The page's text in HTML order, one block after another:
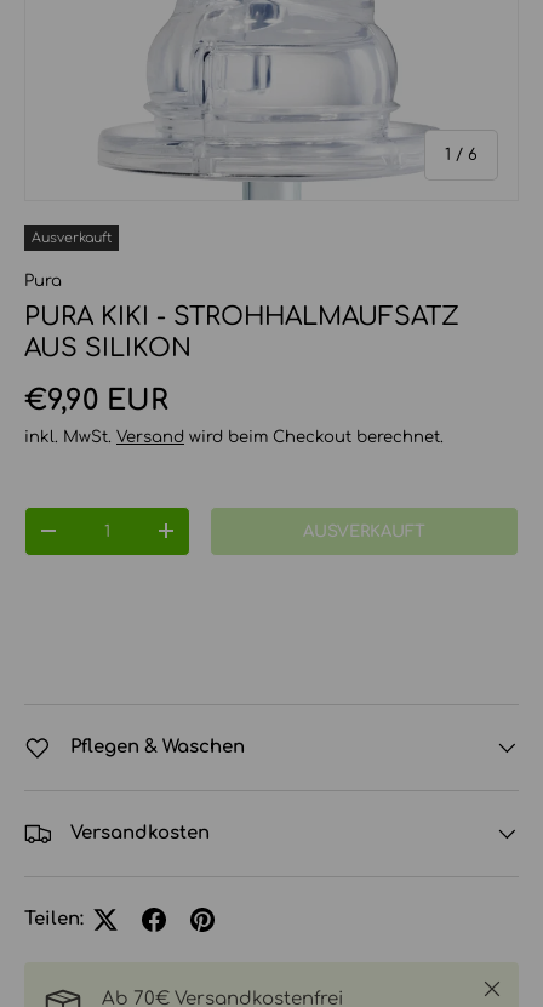
1 / von
6
Ausverkauft
Pura
PURA KIKI - STROHHALMAUFSATZ
AUS SILIKON
Normaler Preis
€9,90 EUR
inkl. MwSt. Versand wird beim Checkout berechnet.
MENGE VERRINGERNMENGE ERHÖHENAUSVERKAUFT
Pflegen & Waschen
Versandkosten
Teilen:
Ab 70€ Versandkostenfrei